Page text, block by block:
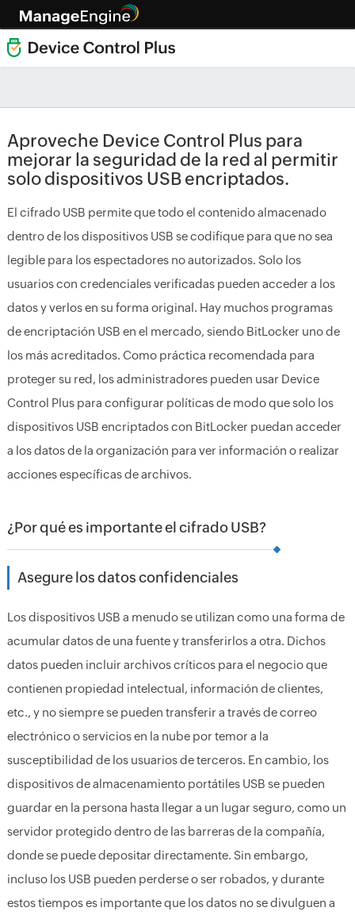
Aproveche Device Control Plus para
mejorar la seguridad de la red al permitir
solo dispositivos USB encriptados.
El cifrado USB permite que todo el contenido almacenado
dentro de los dispositivos USB se codifique para que no sea
legible para los espectadores no autorizados. Solo los
usuarios con credenciales verificadas pueden acceder a los
datos y verlos en su forma original. Hay muchos programas
de encriptación USB en el mercado, siendo BitLocker uno de
los más acreditados. Como práctica recomendada para
proteger su red, los administradores pueden usar Device
Control Plus para configurar políticas de modo que solo los
dispositivos USB encriptados con BitLocker puedan acceder
a los datos de la organización para ver información o realizar
acciones específicas de archivos.
¿Por qué es importante el cifrado USB?
Asegure los datos confidenciales
Los dispositivos USB a menudo se utilizan como una forma de
acumular datos de una fuente y transferirlos a otra. Dichos
datos pueden incluir archivos críticos para el negocio que
contienen propiedad intelectual, información de clientes,
etc., y no siempre se pueden transferir a través de correo
electrónico o servicios en la nube por temor a la
susceptibilidad de los usuarios de terceros. En cambio, los
dispositivos de almacenamiento portátiles USB se pueden
guardar en la persona hasta llegar a un lugar seguro, como un
servidor protegido dentro de las barreras de la compañía,
donde se puede depositar directamente. Sin embargo,
incluso los USB pueden perderse o ser robados, y durante
estos tiempos es importante que los datos no se divulguen a